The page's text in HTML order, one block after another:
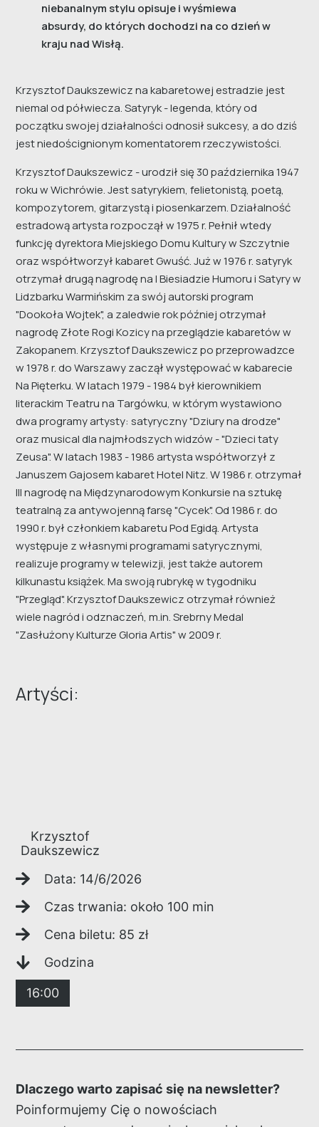
niebanalnym stylu opisuje i wyśmiewa
absurdy, do których dochodzi na co dzień w
kraju nad Wisłą.
Krzysztof Daukszewicz na kabaretowej estradzie jest
niemal od półwiecza. Satyryk - legenda, który od
początku swojej działalności odnosił sukcesy, a do dziś
jest niedoścignionym komentatorem rzeczywistości.
Krzysztof Daukszewicz - urodził się 30 października 1947
roku w Wichrówie. Jest satyrykiem, felietonistą, poetą,
kompozytorem, gitarzystą i piosenkarzem. Działalność
estradową artysta rozpoczął w 1975 r. Pełnił wtedy
funkcję dyrektora Miejskiego Domu Kultury w Szczytnie
oraz współtworzył kabaret Gwuść. Już w 1976 r. satyryk
otrzymał drugą nagrodę na I Biesiadzie Humoru i Satyry w
Lidzbarku Warmińskim za swój autorski program
"Dookoła Wojtek", a zaledwie rok później otrzymał
nagrodę Złote Rogi Kozicy na przeglądzie kabaretów w
Zakopanem. Krzysztof Daukszewicz po przeprowadzce
w 1978 r. do Warszawy zaczął występować w kabarecie
Na Pięterku. W latach 1979 - 1984 był kierownikiem
literackim Teatru na Targówku, w którym wystawiono
dwa programy artysty: satyryczny "Dziury na drodze"
oraz musical dla najmłodszych widzów - "Dzieci taty
Zeusa". W latach 1983 - 1986 artysta współtworzył z
Januszem Gajosem kabaret Hotel Nitz. W 1986 r. otrzymał
III nagrodę na Międzynarodowym Konkursie na sztukę
teatralną za antywojenną farsę "Cycek". Od 1986 r. do
1990 r. był członkiem kabaretu Pod Egidą. Artysta
występuje z własnymi programami satyrycznymi,
realizuje programy w telewizji, jest także autorem
kilkunastu książek. Ma swoją rubrykę w tygodniku
"Przegląd". Krzysztof Daukszewicz otrzymał również
wiele nagród i odznaczeń, m.in. Srebrny Medal
"Zasłużony Kulturze Gloria Artis" w 2009 r.
Artyści:
Krzysztof
Daukszewicz
Data: 14/6/2026
Czas trwania: około 100 min
Cena biletu: 85 zł
Godzina
16:00
Dlaczego warto zapisać się na newsletter?
Poinformujemy Cię o nowościach